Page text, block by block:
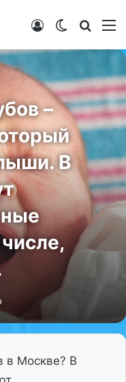
Switch skin
Войти
–
В
в Москве? В